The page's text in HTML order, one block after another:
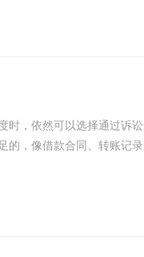
，依然可以选择通过诉讼
的，像借款合同、转账记